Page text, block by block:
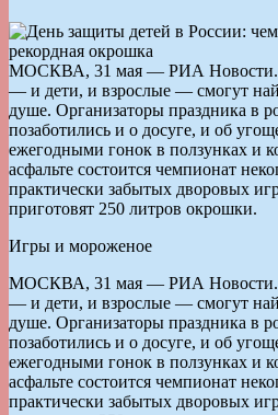
МОСКВА, 31 мая — РИА Новости.
— и дети, и взрослые — смогут
душе. Организаторы праздника в
позаботились и о досуге, и об
ежегодными гонок в ползунках и
асфальте состоится чемпионат
практически забытых дворовых
приготовят 250 литров окрошки.
Игры и мороженое
МОСКВА, 31 мая — РИА Новости.
— и дети, и взрослые — смогут
душе. Организаторы праздника в
позаботились и о досуге, и об
ежегодными гонок в ползунках и
асфальте состоится чемпионат
практически забытых дворовых